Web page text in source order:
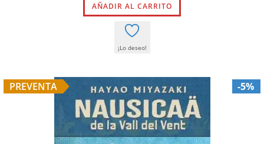
AÑADIR AL CARRITO
¡Lo deseo!
PREVENTA -5%